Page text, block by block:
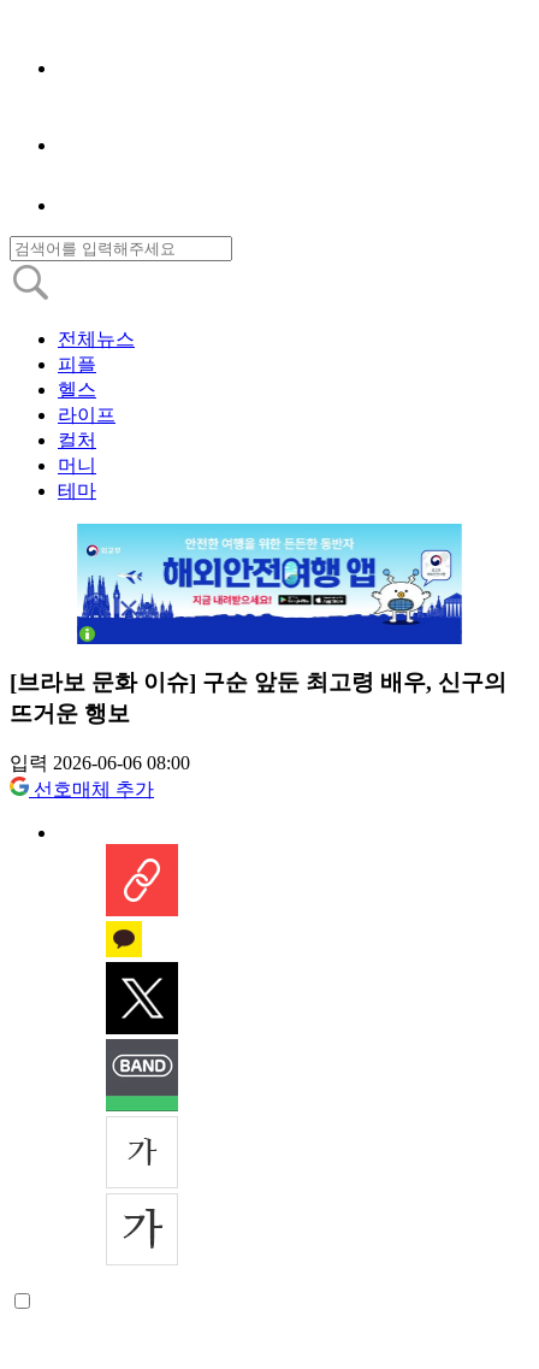
전체뉴스
피플
헬스
라이프
컬처
머니
테마
[브라보 문화 이슈] 구순 앞둔 최고령 배우, 신구의
뜨거운 행보
입력 2026-06-06 08:00
선호매체 추가